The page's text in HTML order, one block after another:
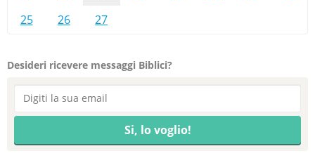
25
26 27
Desideri ricevere messaggi Biblici?